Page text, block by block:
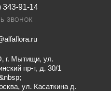
343-91-14
ЗВОНОК
г. Мытищи, ул.
пр-т, д. 30/1
ул. Касаткина д.